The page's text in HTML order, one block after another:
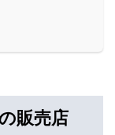
販売店